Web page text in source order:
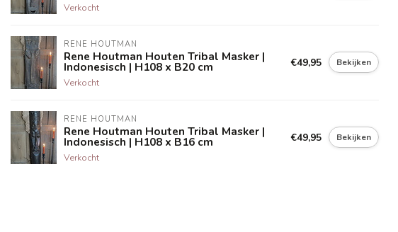
Verkocht
RENE HOUTMAN
Rene Houtman Houten Tribal Masker |
Indonesisch | H108 x B20 cm
Verkocht
€49,95 Bekijken
RENE HOUTMAN
Rene Houtman Houten Tribal Masker |
Indonesisch | H108 x B16 cm
Verkocht
€49,95 Bekijken